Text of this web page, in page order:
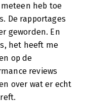
heb toe
De rapportages
geworden. En
het heeft me
op de
reviews
over wat er echt